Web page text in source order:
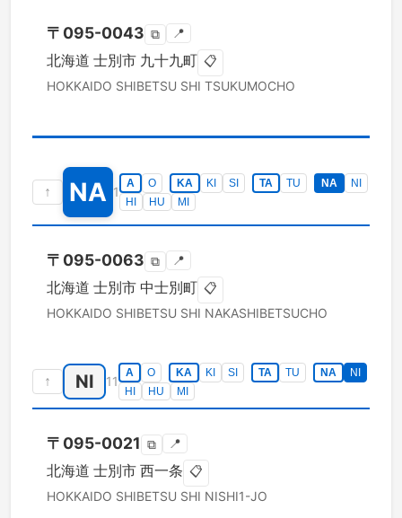
〒 095-0043 ⧉ 📍
北海道 士別市 九十九町 📋
HOKKAIDO SHIBETSU SHI TSUKUMOCHO
↑ NA 1
A O KA KI SI TA TU NA
NI
HI
HU MI
〒 095-0063 ⧉ 📍
北海道 士別市 中士別町 📋
HOKKAIDO SHIBETSU SHI NAKASHIBETSUCHO
↑ NI 11
A O KA KI SI TA TU NA
NI
HI
HU MI
〒 095-0021 ⧉ 📍
北海道 士別市 西一条 📋
HOKKAIDO SHIBETSU SHI NISHI1-JO